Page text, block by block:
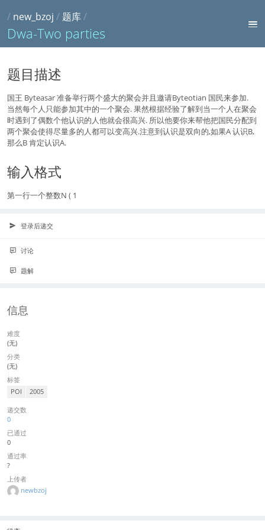
/ new_bzoj / 题库/
Dwa-Two parties
题目描述
国王 Byteasar 准备举行两个盛大的聚会并且邀请Byteotian 国民来参加.
当然每个人只能参加其中的一个聚会. 果然根据经验了解到当一个人在聚会
时遇到了偶数个他认识的人他就会很高兴. 所以他要你来帮他把国民分配到
两个聚会使得尽量多的人都可以变高兴.注意到认识是双向的,如果A 认识B,
那么B 肯定认识A.
输入格式
第一行一个整数N ( 1
登录后递交
讨论
题解
信息
难度
(无)
分类
(无)
标签
POI 2005
递交数
0
已通过
0
通过率
?
上传者
newbzoj